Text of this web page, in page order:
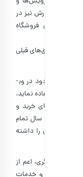
که ثبت سفارش نیز در
و قوانین فروشگاه
کلیه توافق‏‌های قبلی
۱-۱: کاربر: به شخصی گفته می شود که با ثبت اطلاعات خود در وب­
نحو استفاده نماید.
کاربران برای خرید و
استفاده از سرویس‌های تجاری، باید حداقل سن قانونی ۱۸ سال تمام
قانونی را داشته
و هر شخص دیگری، اعم از
فروش کالا و خدمات